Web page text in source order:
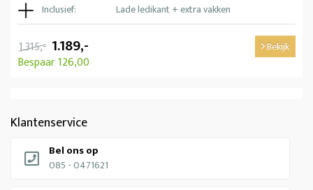
Klantenservice
Bel ons op
085 - 0471621
Inclusief:
Lade ledikant + extra vakken
1.315,- 1.189,-
Bespaar 126,00
Bekijk